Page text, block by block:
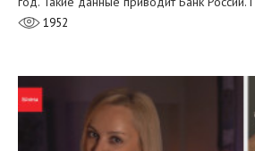
1952